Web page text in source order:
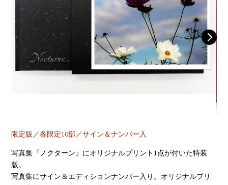
限定版／各限定10部／サイン＆ナンバー入
写真集『ノクターン』にオリジナルプリント1点が付いた特装
版。
写真集にサイン＆エディションナンバー入り。オリジナルプリ
INSTAGRAM
GALLERY
PUBLISHING
TWITTER
FACEBOOK
YOUTUBE